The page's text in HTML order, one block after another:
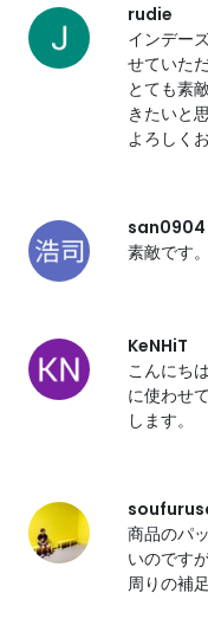
rudie
インデー
せていた
とても素
きたいと
よろしく
san0904
素敵です
KeNHiT
こんにち
に使わせ
します。
商品のパ
いのです
周りの補